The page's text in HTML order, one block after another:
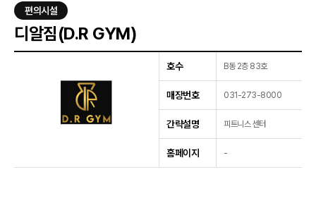
편의시설
디알짐(D.R GYM)
호수 B동 2층 83호
매장번호 031-273-8000
간략설명 피트니스 센터
홈페이지 -